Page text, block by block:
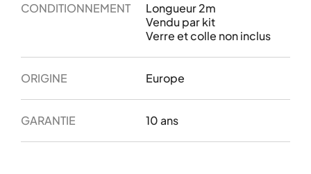
CONDITIONNEMENT
Longueur 2m
Vendu par kit
Verre et colle non inclus
ORIGINE Europe
GARANTIE 10 ans